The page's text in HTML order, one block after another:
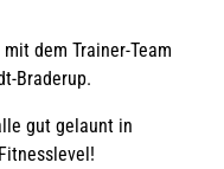
dem Trainer-Team
Braderup.
gut gelaunt in